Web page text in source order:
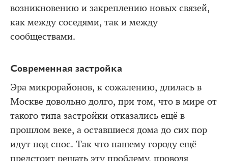
возникновению и закреплению новых связей,
как между соседями, так и между
сообществами.
Современная застройка
Эра микрорайонов, к сожалению, длилась в
Москве довольно долго, при том, что в мире от
такого типа застройки отказались ещё в
прошлом веке, а оставшиеся дома до сих пор
идут под снос. Так что нашему городу ещё
предстоит решать эту проблему, проводя